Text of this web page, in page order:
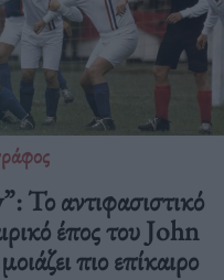
Το αντιφασιστικό
έπος του John
πιο επίκαιρο